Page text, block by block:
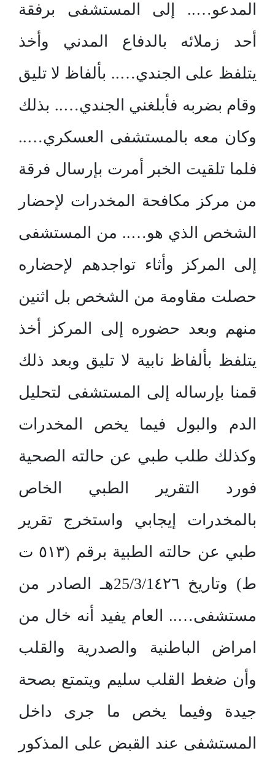
المدعو….. إلى المستشفى برفقة
أحد زملائه بالدفاع المدني وأخذ
يتلفظ على الجندي….. بألفاظ لا تليق
وقام بضربه فأبلغني الجندي….. بذلك
وكان معه بالمستشفى العسكري…..
فلما تلقيت الخبر أمرت بإرسال فرقة
من مركز مكافحة المخدرات لإحضار
الشخص الذي هو….. من المستشفى
إلى المركز وأثاء تواجدهم لإحضاره
حصلت مقاومة من الشخص بل اثنين
منهم وبعد حضوره إلى المركز أخذ
يتلفظ بألفاظ نابية لا تليق وبعد ذلك
قمنا بإرساله إلى المستشفى لتحليل
الدم والبول فيما يخص المخدرات
وكذلك طلب طبي عن حالته الصحية
فورد التقرير الطبي الخاص
بالمخدرات إيجابي واستخرج تقرير
طبي عن حالته الطبية برقم (٥١٣ ت
ط) وتاريخ 25/3/1٤٢٦هـ الصادر من
مستشفى….. العام يفيد أنه خال من
امراض الباطنية والصدرية والقلب
وأن ضغط القلب سليم ويتمتع بصحة
جيدة وفيما يخص ما جرى داخل
المستشفى عند القبض على المذكور